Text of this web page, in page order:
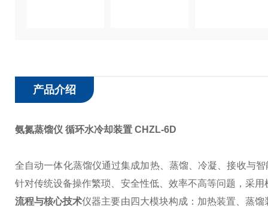
产品介绍
氨氮蒸馏仪 循环水冷却装置 CHZL-6D
全自动一体化蒸馏仪通过集成加热、蒸馏、冷凝、接收与
针对传统设备操作繁琐、安全性低、效率不高等问题，采
流程与核心技术仪器主要由四大模块构成：加热装置、蒸